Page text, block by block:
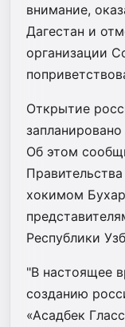
внимание,
Дагестан и
организации
Открытие
Об этом
хокимом
Республики
"В настоящее
созданию
«Асадбек